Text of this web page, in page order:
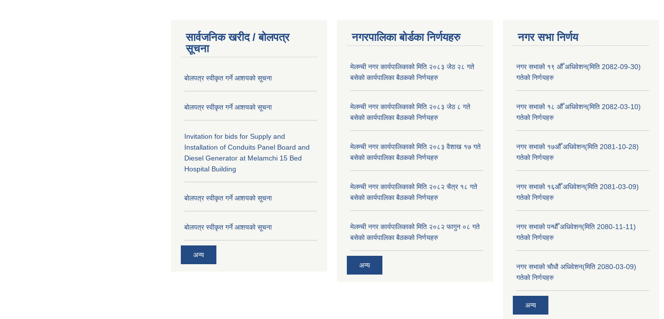
सार्वजनिक खरीद / बोलपत्र
सूचना
बोलपत्र स्वीकृत गर्ने आशयको सूचना
बोलपत्र स्वीकृत गर्ने आशयको सूचना
Invitation for bids for Supply and
Installation of Conduits Panel Board and
Diesel Generator at Melamchi 15 Bed
Hospital Building
बोलपत्र स्वीकृत गर्ने आशयको सूचना
बोलपत्र स्वीकृत गर्ने आशयको सूचना
अन्य
नगरपालिका बोर्डका निर्णयहरु
मेलम्ची नगर कार्यपालिकाको मिति २०८३ जेठ २८ गते
बसेको कार्यपालिका बैठकको निर्णयहरु
मेलम्ची नगर कार्यपालिकाको मिति २०८३ जेठ ८ गते
बसेको कार्यपालिका बैठकको निर्णयहरु
मेलम्ची नगर कार्यपालिकाको मिति २०८३ वैशाख १७ गते
बसेको कार्यपालिका बैठकको निर्णयहरु
मेलम्ची नगर कार्यपालिकाको मिति २०८२ चैत्र १८ गते
बसेको कार्यपालिका बैठकको निर्णयहरु
मेलम्ची नगर कार्यपालिकाको मिति २०८२ फागुन ०८ गते
बसेको कार्यपालिका बैठकको निर्णयहरु
अन्य
नगर सभा निर्णय
नगर सभाको १९ औँ अधिवेशन(मिति 2082-09-30)
गतेको निर्णयहरु
नगर सभाको १८ औँ अधिवेशन(मिति 2082-03-10)
गतेको निर्णयहरु
नगर सभाको १७औँ अधिवेशन(मिति 2081-10-28)
गतेको निर्णयहरु
नगर सभाको १६औँ अधिवेशन(मिति 2081-03-09)
गतेको निर्णयहरु
नगर सभाको पन्धौँ अधिवेशन(मिति 2080-11-11)
गतेको निर्णयहरु
नगर सभाको चौधौ अधिवेशन(मिति 2080-03-09)
गतेको निर्णयहरु
अन्य